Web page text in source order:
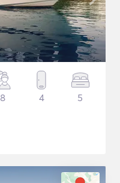
8 4 5